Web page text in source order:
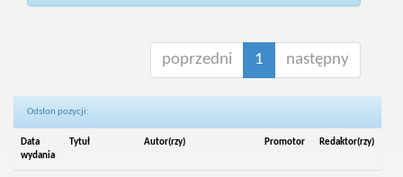
poprzedni 1 następny
Odsłon pozycji:
Data
wydania
Tytuł Autor(rzy) Promotor Redaktor(rzy)